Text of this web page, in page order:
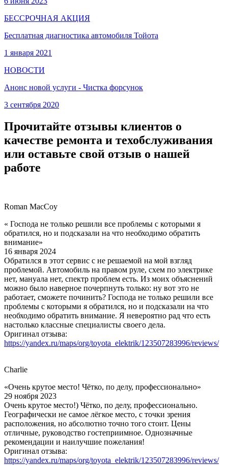
БЕССРОЧНАЯ АКЦИЯ
Бесплатная диагностика автомобиля Тойота
1 января 2021
НОВОСТИ
Анонс новой услуги - Чистка форсунок
3 сентября 2020
Прочитайте отзывы клиентов о
качестве ремонта и техобслуживания
или оставьте свой отзыв о нашей
работе
Roman MacCoy
« Господа не только решили все проблемы с которыми я
обратился, но и подсказали на что необходимо обратить
внимание»
16 января 2024
Обратился в этот сервис с не решаемой на мой взгляд
проблемой. Автомобиль на правом руле, схем по электрике
нет, мануала нет, спектр проблем есть. Из моих объяснений
можно было наверное почерпнуть только: ну вот это не
работает, сможете починить? Господа не только решили все
проблемы с которыми я обратился, но и подсказали на что
необходимо обратить внимание. Я невероятно рад что есть
настолько классные специалисты своего дела.
Оригинал отзыва:
https://yandex.ru/maps/org/toyota_elektrik/123507283996/reviews/
Charlie
«Очень крутое место! Чётко, по делу, профессионально»
29 ноября 2023
Очень крутое место!) Чётко, по делу, профессионально.
Географически не самое лёгкое место, с точки зрения
расположения, но абсолютно точно того стоит. Цены
отличные, руководство гостеприимное. Однозначные
рекомендации и наилучшие пожелания!
Оригинал отзыва:
https://yandex.ru/maps/org/toyota_elektrik/123507283996/reviews/